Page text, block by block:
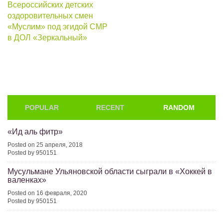
Всероссийских детских
оздоровительных смен
«Муслим» под эгидой СМР
в ДОЛ «Зеркальный»
POPULAR RECENT RANDOM
«Ид аль фитр»
Posted on 25 апреля, 2018
Posted by 950151
Мусульмане Ульяновской области сыграли в «Хоккей в
валенках»
Posted on 16 февраля, 2020
Posted by 950151